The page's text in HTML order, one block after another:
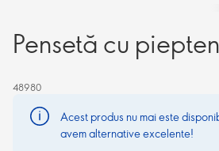
Pensetă cu
48980
Acest produs nu mai este
avem alternative excelente!